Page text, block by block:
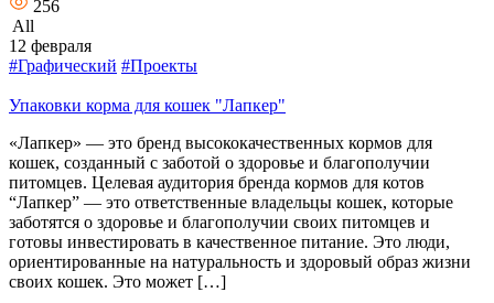
256
All
12 февраля
#Графический #Проекты
Упаковки корма для кошек "Лапкер"
«Лапкер» — это бренд высококачественных кормов для
кошек, созданный с заботой о здоровье и благополучии
питомцев. Целевая аудитория бренда кормов для котов
“Лапкер” — это ответственные владельцы кошек, которые
заботятся о здоровье и благополучии своих питомцев и
готовы инвестировать в качественное питание. Это люди,
ориентированные на натуральность и здоровый образ жизни
своих кошек. Это может […]